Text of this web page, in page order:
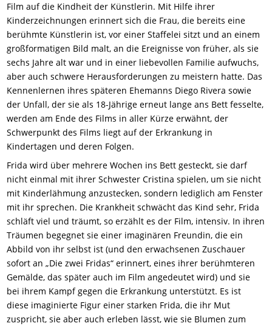
Film auf die Kindheit der Künstlerin. Mit Hilfe ihrer
Kinderzeichnungen erinnert sich die Frau, die bereits eine
berühmte Künstlerin ist, vor einer Staffelei sitzt und an einem
großformatigen Bild malt, an die Ereignisse von früher, als sie
sechs Jahre alt war und in einer liebevollen Familie aufwuchs,
aber auch schwere Herausforderungen zu meistern hatte. Das
Kennenlernen ihres späteren Ehemanns Diego Rivera sowie
der Unfall, der sie als 18-Jährige erneut lange ans Bett fesselte,
werden am Ende des Films in aller Kürze erwähnt, der
Schwerpunkt des Films liegt auf der Erkrankung in
Kindertagen und deren Folgen.
Frida wird über mehrere Wochen ins Bett gesteckt, sie darf
nicht einmal mit ihrer Schwester Cristina spielen, um sie nicht
mit Kinderlähmung anzustecken, sondern lediglich am Fenster
mit ihr sprechen. Die Krankheit schwächt das Kind sehr, Frida
schläft viel und träumt, so erzählt es der Film, intensiv. In ihren
Träumen begegnet sie einer imaginären Freundin, die ein
Abbild von ihr selbst ist (und den erwachsenen Zuschauer
sofort an „Die zwei Fridas“ erinnert, eines ihrer berühmteren
Gemälde, das später auch im Film angedeutet wird) und sie
bei ihrem Kampf gegen die Erkrankung unterstützt. Es ist
diese imaginierte Figur einer starken Frida, die ihr Mut
zuspricht, sie aber auch erleben lässt, wie sie Blumen zum